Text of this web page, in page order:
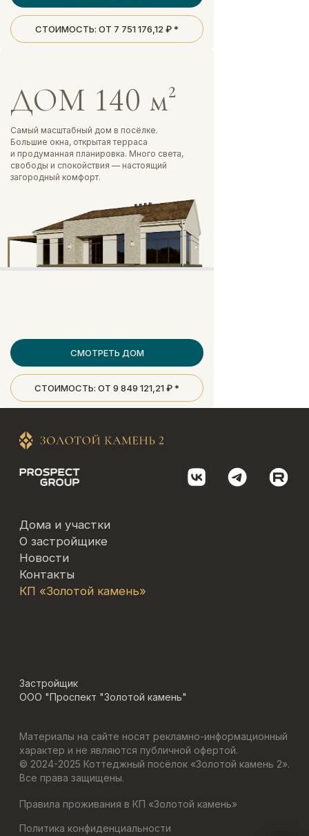
СТОИМОСТЬ: ОТ 7 751 176,12 ₽ *
ДОМ 140 м²
СМОТРЕТЬ ДОМ
СТОИМОСТЬ: ОТ 9 849 121,21 ₽ *
Самый масштабный дом в посёлке.
Большие окна, открытая терраса
и продуманная планировка. Много света,
свободы и спокойствия — настоящий
загородный комфорт.